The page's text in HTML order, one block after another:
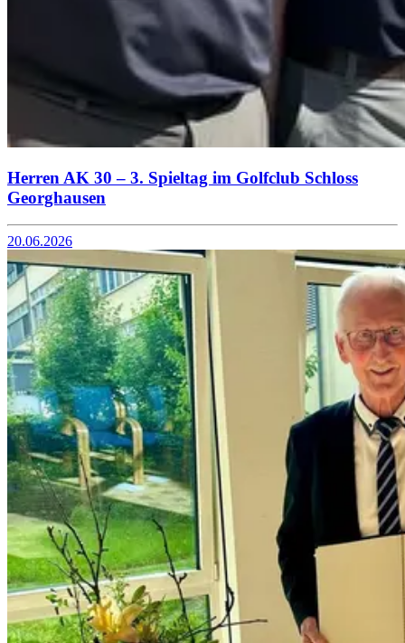
Herren AK 30 – 3. Spieltag im Golfclub Schloss
Georghausen
20.06.2026